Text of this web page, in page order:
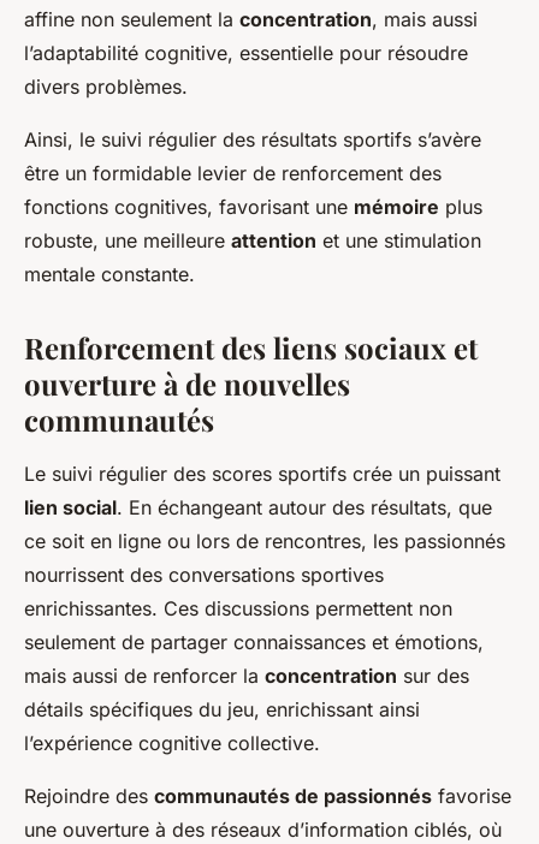
affine non seulement la concentration, mais aussi
l’adaptabilité cognitive, essentielle pour résoudre
divers problèmes.
Ainsi, le suivi régulier des résultats sportifs s’avère
être un formidable levier de renforcement des
fonctions cognitives, favorisant une mémoire plus
robuste, une meilleure attention et une stimulation
mentale constante.
Renforcement des liens sociaux et
ouverture à de nouvelles
communautés
Le suivi régulier des scores sportifs crée un puissant
lien social. En échangeant autour des résultats, que
ce soit en ligne ou lors de rencontres, les passionnés
nourrissent des conversations sportives
enrichissantes. Ces discussions permettent non
seulement de partager connaissances et émotions,
mais aussi de renforcer la concentration sur des
détails spécifiques du jeu, enrichissant ainsi
l’expérience cognitive collective.
Rejoindre des communautés de passionnés favorise
une ouverture à des réseaux d’information ciblés, où